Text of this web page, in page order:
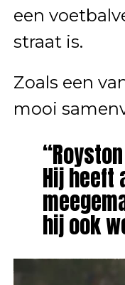
een
straat is.
Zoals een
mooi
Hij heeft
hij ook